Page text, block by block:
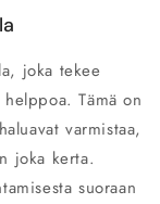
joka tekee
Tämä on
varmistaa,
joka kerta.
suoraan